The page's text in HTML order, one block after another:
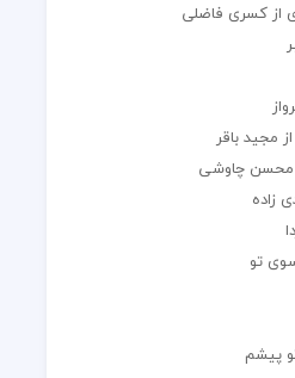
از کسری فاضلی
مجید باقر
محسن چاوشی
تو
پیشم